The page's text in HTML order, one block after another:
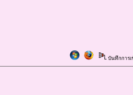
บันทึกการเ